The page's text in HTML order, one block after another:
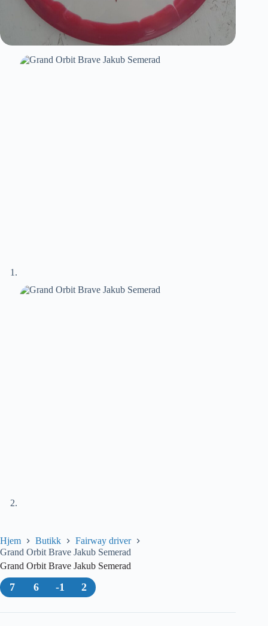
Hjem Butikk
Fairway driver
Grand Orbit Brave Jakub Semerad
Grand Orbit Brave Jakub Semerad
7 6 -1 2